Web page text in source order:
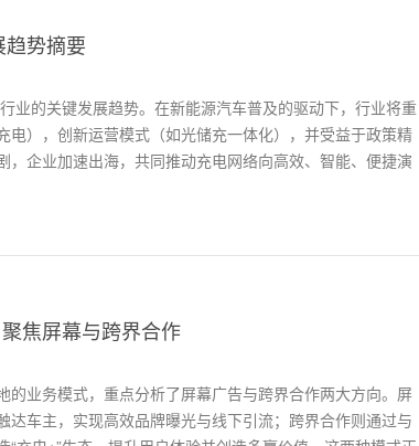
势摘要
业的关键发展趋势。在新能源汽车普及的驱动下，行业将重
电），创新运营模式（如光储充一体化），并受益于政策精
，企业加速出海，共同推动充电网络向高效、智能、便捷演
焦屏幕与跨界合作
的业务模式，重点分析了屏幕广告与跨界合作两大方向。屏
达车主，实现高效品牌曝光与线下引流；跨界合作则通过与